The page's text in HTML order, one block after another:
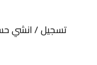
تسجيل / انشي